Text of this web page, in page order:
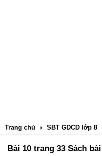
Trang chủ SBT GDCD lớp 8
Bài 10 trang 33 Sách